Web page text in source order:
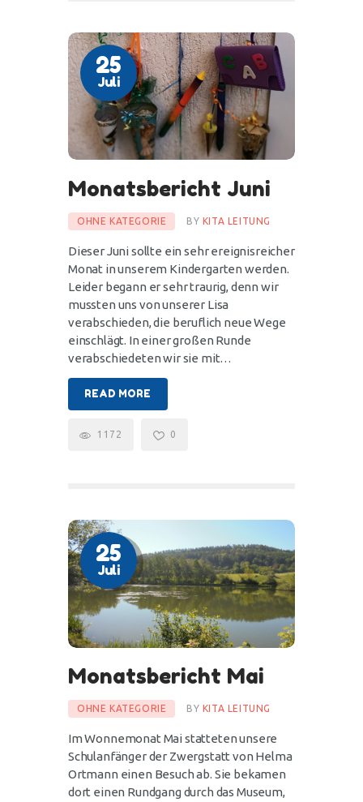
25
Juli
Monatsbericht Juni
OHNE KATEGORIE BY KITA LEITUNG
Dieser Juni sollte ein sehr ereignisreicher
Monat in unserem Kindergarten werden.
Leider begann er sehr traurig, denn wir
mussten uns von unserer Lisa
verabschieden, die beruflich neue Wege
einschlägt. In einer großen Runde
verabschiedeten wir sie mit…
READ MORE
1172 0
25
Juli
Monatsbericht Mai
OHNE KATEGORIE BY KITA LEITUNG
Im Wonnemonat Mai statteten unsere
Schulanfänger der Zwergstatt von Helma
Ortmann einen Besuch ab. Sie bekamen
dort einen Rundgang durch das Museum,